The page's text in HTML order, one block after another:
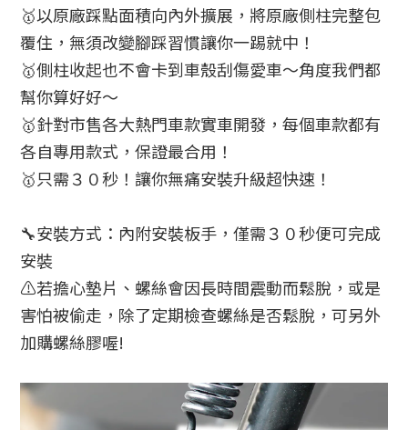
🥇以原廠踩點面積向內外擴展，將原廠側柱完整包
覆住，無須改變腳踩習慣讓你一踢就中！
🥇側柱收起也不會卡到車殼刮傷愛車～角度我們都
幫你算好好～
🥇針對市售各大熱門車款實車開發，每個車款都有
各自專用款式，保證最合用！
🥇只需３０秒！讓你無痛安裝升級超快速！
🔧安裝方式：內附安裝板手，僅需３０秒便可完成
安裝
⚠️若擔心墊片、螺絲會因長時間震動而鬆脫，或是
害怕被偷走，除了定期檢查螺絲是否鬆脫，可另外
加購螺絲膠喔!